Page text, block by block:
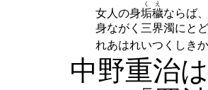
女人の身垢穢
くえ
ならば
身ながく三界濁にと
れあはれいつくしき
中野重治